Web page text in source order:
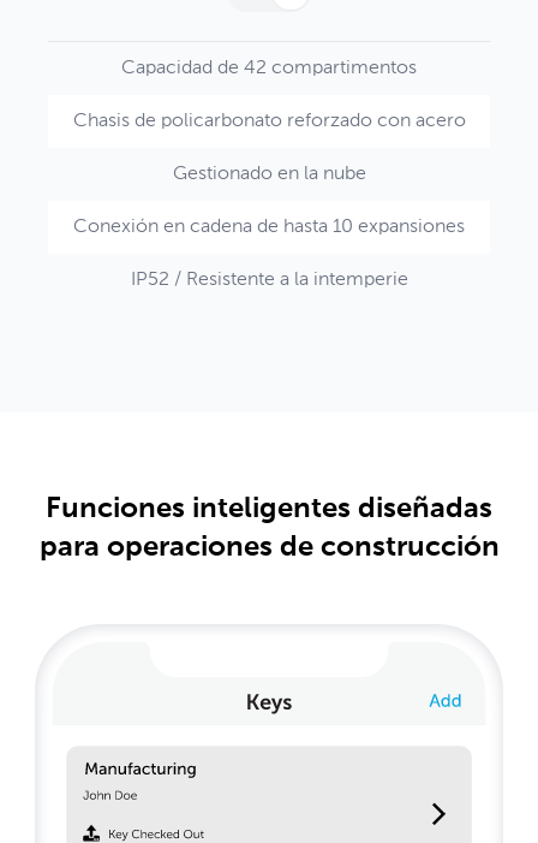
Capacidad de 42 compartimentos
Chasis de policarbonato reforzado con acero
Gestionado en la nube
Conexión en cadena de hasta 10 expansiones
IP52 / Resistente a la intemperie
Funciones inteligentes diseñadas
para operaciones de construcción